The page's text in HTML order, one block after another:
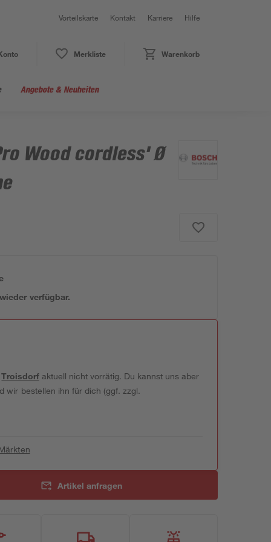
Vorteilskarte Kontakt Karriere Hilfe
Merkliste Warenkorb
Angebote & Neuheiten
Wood cordless' Ø
verfügbar.
Troisdorfaktuell nicht vorrätig. Du kannst uns aber
wir bestellen ihn für dich (ggf. zzgl.
Artikel anfragen